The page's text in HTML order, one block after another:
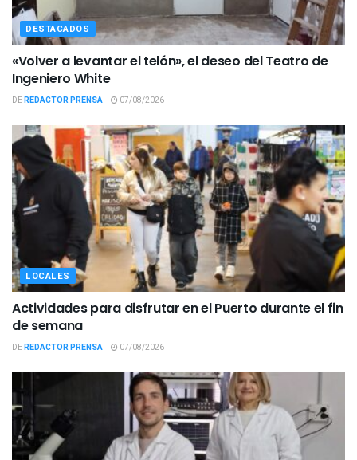
DESTACADOS
«Volver a levantar el telón», el deseo del Teatro de
Ingeniero White
DEREDACTOR PRENSA 07/08/2026
LOCALES
Actividades para disfrutar en el Puerto durante el fin
de semana
DEREDACTOR PRENSA 07/08/2026